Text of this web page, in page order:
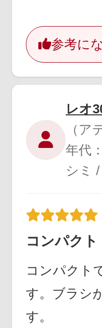
参考に
レオ
（ア
年代
シミ
コンパクト
コンパクト
す。ブラシ
す。